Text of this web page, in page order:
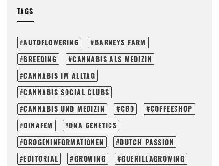
TAGS
AUTOFLOWERING
BARNEYS FARM
BREEDING
CANNABIS ALS MEDIZIN
CANNABIS IM ALLTAG
CANNABIS SOCIAL CLUBS
CANNABIS UND MEDIZIN
CBD
COFFEESHOP
DINAFEM
DNA GENETICS
DROGENINFORMATIONEN
DUTCH PASSION
EDITORIAL
GROWING
GUERILLAGROWING